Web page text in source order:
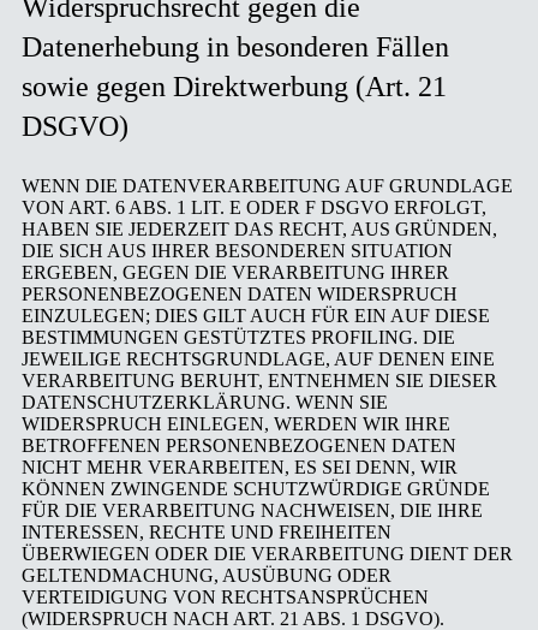
Widerspruchsrecht gegen die
Datenerhebung in besonderen Fällen
sowie gegen Direktwerbung (Art. 21
DSGVO)
WENN DIE DATENVERARBEITUNG AUF GRUNDLAGE
VON ART. 6 ABS. 1 LIT. E ODER F DSGVO ERFOLGT,
HABEN SIE JEDERZEIT DAS RECHT, AUS GRÜNDEN,
DIE SICH AUS IHRER BESONDEREN SITUATION
ERGEBEN, GEGEN DIE VERARBEITUNG IHRER
PERSONENBEZOGENEN DATEN WIDERSPRUCH
EINZULEGEN; DIES GILT AUCH FÜR EIN AUF DIESE
BESTIMMUNGEN GESTÜTZTES PROFILING. DIE
JEWEILIGE RECHTSGRUNDLAGE, AUF DENEN EINE
VERARBEITUNG BERUHT, ENTNEHMEN SIE DIESER
DATENSCHUTZERKLÄRUNG. WENN SIE
WIDERSPRUCH EINLEGEN, WERDEN WIR IHRE
BETROFFENEN PERSONENBEZOGENEN DATEN
NICHT MEHR VERARBEITEN, ES SEI DENN, WIR
KÖNNEN ZWINGENDE SCHUTZWÜRDIGE GRÜNDE
FÜR DIE VERARBEITUNG NACHWEISEN, DIE IHRE
INTERESSEN, RECHTE UND FREIHEITEN
ÜBERWIEGEN ODER DIE VERARBEITUNG DIENT DER
GELTENDMACHUNG, AUSÜBUNG ODER
VERTEIDIGUNG VON RECHTSANSPRÜCHEN
(WIDERSPRUCH NACH ART. 21 ABS. 1 DSGVO).